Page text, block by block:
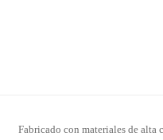
Fabricado con materiales de